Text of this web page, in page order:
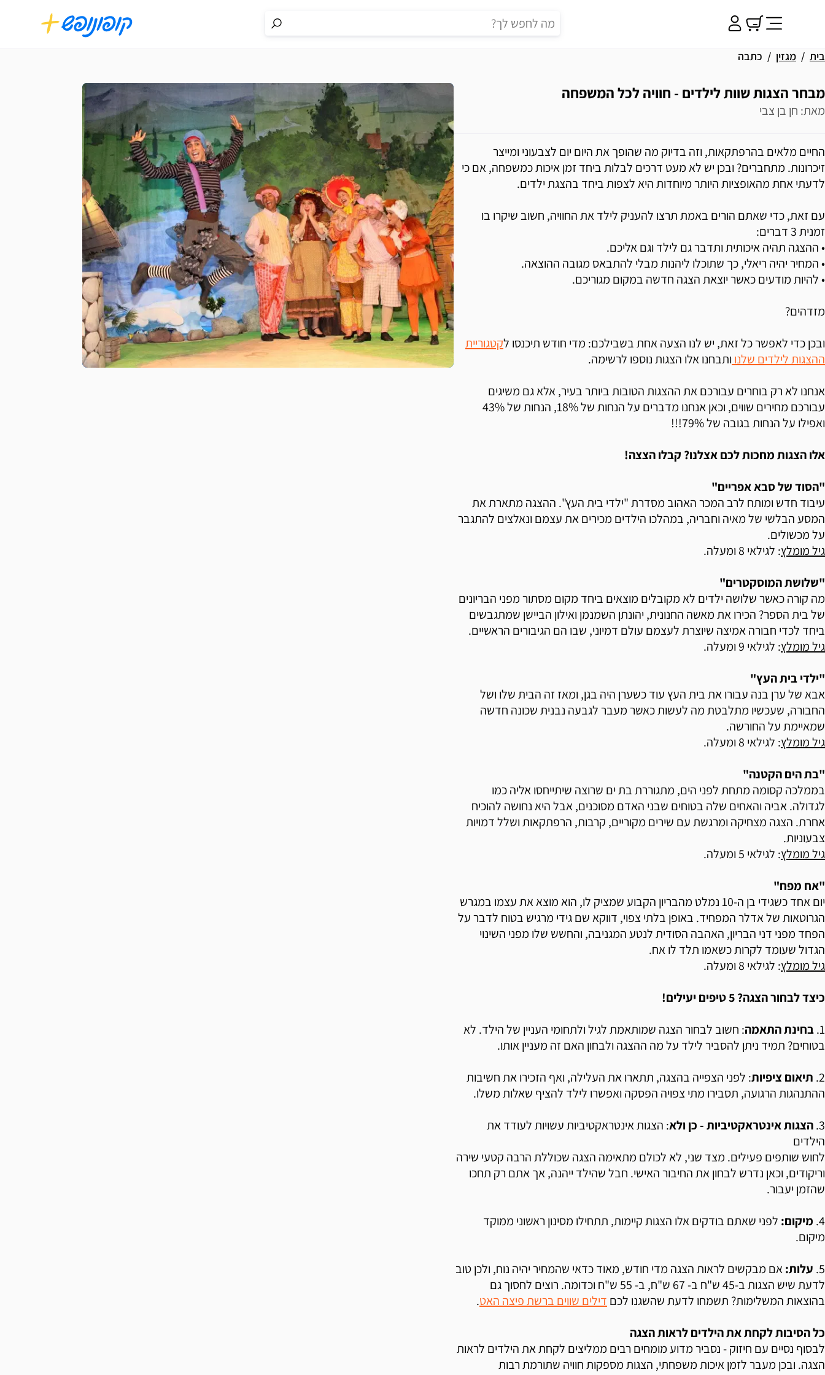
בית מגזין כתבה
מבחר הצגות שוות לילדים - חוויה לכל המשפחה
מאת: חן בן צבי
החיים מלאים בהרפתקאות, וזה בדיוק מה שהופך את היום יום לצבעוני ומייצר
זיכרונות. מתחברים? ובכן יש לא מעט דרכים לבלות ביחד זמן איכות כמשפחה, אם כי
לדעתי אחת מהאופציות היותר מיוחדות היא לצפות ביחד בהצגת ילדים.
עם זאת, כדי שאתם הורים באמת תרצו להעניק לילד את החוויה, חשוב שיקרו בו
זמנית 3 דברים:
• ההצגה תהיה איכותית ותדבר גם לילד וגם אליכם.
• המחיר יהיה ריאלי, כך שתוכלו ליהנות מבלי להתבאס מגובה ההוצאה.
• להיות מודעים כאשר יוצאת הצגה חדשה במקום מגוריכם.
מזדהים?
ובכן כדי לאפשר כל זאת, יש לנו הצעה אחת בשבילכם: מדי חודש תיכנסו לקטגוריית
ההצגות לילדים שלנוותבחנו אלו הצגות נוספו לרשימה.
אנחנו לא רק בוחרים עבורכם את ההצגות הטובות ביותר בעיר, אלא גם משיגים
עבורכם מחירים שווים, וכאן אנחנו מדברים על הנחות של 18%, הנחות של 43%
ואפילו על הנחות בגובה של 79%!!!
אלו הצגות מחכות לכם אצלנו? קבלו הצצה!
"הסוד של סבא אפריים"
עיבוד חדש ומותח לרב המכר האהוב מסדרת "ילדי בית העץ". ההצגה מתארת את
המסע הבלשי של מאיה וחבריה, במהלכו הילדים מכירים את עצמם ונאלצים להתגבר
על מכשולים.
גיל מומלץ: לגילאי 8 ומעלה.
"שלושת המוסקטרים"
מה קורה כאשר שלושה ילדים לא מקובלים מוצאים ביחד מקום מסתור מפני הבריונים
של בית הספר? הכירו את מאשה החנונית, יהונתן השמנמן ואילון הביישן שמתגבשים
ביחד לכדי חבורה אמיצה שיוצרת לעצמם עולם דמיוני, שבו הם הגיבורים הראשיים.
גיל מומלץ: לגילאי 9 ומעלה.
"ילדי בית העץ"
אבא של ערן בנה עבורו את בית העץ עוד כשערן היה בגן, ומאז זה הבית שלו ושל
החבורה, שעכשיו מתלבטת מה לעשות כאשר מעבר לגבעה נבנית שכונה חדשה
שמאיימת על החורשה.
גיל מומלץ: לגילאי 8 ומעלה.
"בת הים הקטנה"
בממלכה קסומה מתחת לפני הים, מתגוררת בת ים שרוצה שיתייחסו אליה כמו
לגדולה. אביה והאחים שלה בטוחים שבני האדם מסוכנים, אבל היא נחושה להוכיח
אחרת. הצגה מצחיקה ומרגשת עם שירים מקוריים, קרבות, הרפתקאות ושלל דמויות
צבעוניות.
גיל מומלץ: לגילאי 5 ומעלה.
"אח מפח"
יום אחד כשגידי בן ה-10 נמלט מהבריון הקבוע שמציק לו, הוא מוצא את עצמו במגרש
הגרוטאות של אדלר המפחיד. באופן בלתי צפוי, דווקא שם גידי מרגיש בטוח לדבר על
הפחד מפני דני הבריון, האהבה הסודית לנטע המגניבה, והחשש שלו מפני השינוי
הגדול שעומד לקרות כשאמו תלד לו אח.
גיל מומלץ: לגילאי 8 ומעלה.
כיצד לבחור הצגה? 5 טיפים יעילים!
1. בחינת התאמה: חשוב לבחור הצגה שמותאמת לגיל ולתחומי העניין של הילד. לא
בטוחים? תמיד ניתן להסביר לילד על מה ההצגה ולבחון האם זה מעניין אותו.
2. תיאום ציפיות: לפני הצפייה בהצגה, תתארו את העלילה, ואף הזכירו את חשיבות
ההתנהגות הרגועה, תסבירו מתי צפויה הפסקה ואפשרו לילד להציף שאלות משלו.
3. הצגות אינטראקטיביות - כן ולא: הצגות אינטראקטיביות עשויות לעודד את
הילדים
לחוש שותפים פעילים. מצד שני, לא לכולם מתאימה הצגה שכוללת הרבה קטעי שירה
וריקודים, וכאן נדרש לבחון את החיבור האישי. חבל שהילד ייהנה, אך אתם רק תחכו
שהזמן יעבור.
4. מיקום: לפני שאתם בודקים אלו הצגות קיימות, תתחילו מסינון ראשוני ממוקד
מיקום.
5. עלות:אם מבקשים לראות הצגה מדי חודש, מאוד כדאי שהמחיר יהיה נוח, ולכן טוב
לדעת שיש הצגות ב-45 ש"ח ב- 67 ש"ח, ב- 55 ש"ח וכדומה. רוצים לחסוך גם
בהוצאות המשלימות? תשמחו לדעת שהשגנו לכם דילים שווים ברשת פיצה האט.
כל הסיבות לקחת את הילדים לראות הצגה
לבסוף נסיים עם חיזוק - נסביר מדוע מומחים רבים ממליצים לקחת את הילדים לראות
הצגה. ובכן מעבר לזמן איכות משפחתי, הצגות מספקות חוויה שתורמת רבות